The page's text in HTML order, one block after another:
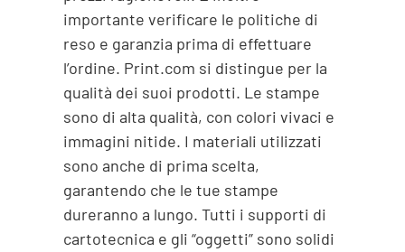
importante verificare le politiche di
reso e garanzia prima di effettuare
l’ordine. Print.com si distingue per la
qualità dei suoi prodotti. Le stampe
sono di alta qualità, con colori vivaci e
immagini nitide. I materiali utilizzati
sono anche di prima scelta,
garantendo che le tue stampe
dureranno a lungo. Tutti i supporti di
cartotecnica e gli “oggetti” sono solidi